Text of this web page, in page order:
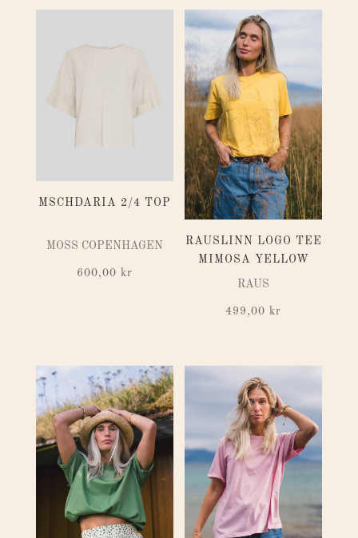
MSCHDARIA 2/4 TOP
MOSS COPENHAGEN
600,00 kr
RAUSLINN LOGO TEE
MIMOSA YELLOW
RAUS
499,00kr